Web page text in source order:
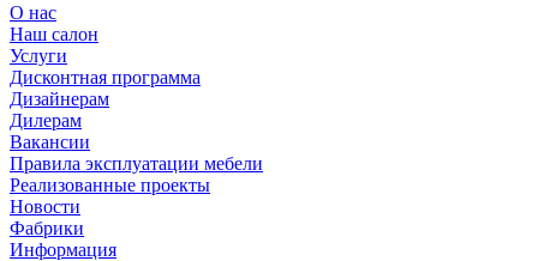
О нас
Наш салон
Услуги
Дисконтная программа
Дизайнерам
Дилерам
Вакансии
Правила эксплуатации мебели
Реализованные проекты
Новости
Фабрики
Информация